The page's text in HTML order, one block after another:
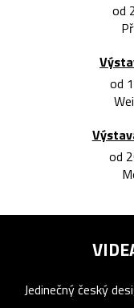
od
od
od
Jedinečný český